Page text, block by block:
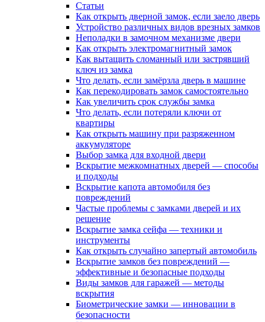
Статьи
Как открыть дверной замок, если заело дверь
Устройство различных видов врезных замков
Неполадки в замочном механизме двери
Как открыть электромагнитный замок
Как вытащить сломанный или застрявший
ключ из замка
Что делать, если замёрзла дверь в машине
Как перекодировать замок самостоятельно
Как увеличить срок службы замка
Что делать, если потеряли ключи от
квартиры
Как открыть машину при разряженном
аккумуляторе
Выбор замка для входной двери
Вскрытие межкомнатных дверей — способы
и подходы
Вскрытие капота автомобиля без
повреждений
Частые проблемы с замками дверей и их
решение
Вскрытие замка сейфа — техники и
инструменты
Как открыть случайно запертый автомобиль
Вскрытие замков без повреждений —
эффективные и безопасные подходы
Виды замков для гаражей — методы
вскрытия
Биометрические замки — инновации в
безопасности